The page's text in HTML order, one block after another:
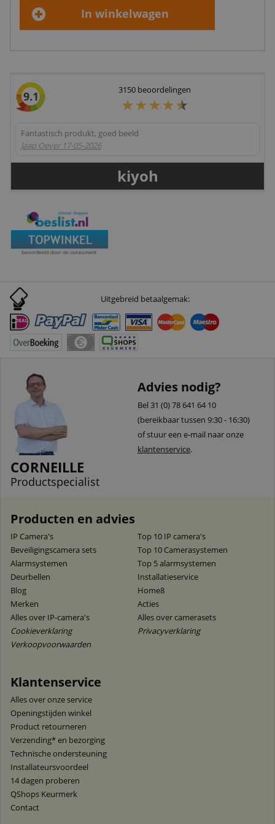
In winkelwagen
9.1 3150 beoordelingen
Fantastisch produkt, goed beeld
Jaap Oever 17-05-2026
kiyoh
Uitgebreid betaalgemak:
CORNEILLE
Productspecialist
Advies nodig?
Bel 31 (0) 78 641 64 10
(bereikbaar tussen 9:30 - 16:30)
of stuur een e-mail naar onze
klantenservice.
Producten en advies
IP Camera's
Top 10 IP camera's
Beveiligingscamera sets
Top 10 Camerasystemen
Alarmsystemen
Top 5 alarmsystemen
Deurbellen
Installatieservice
Blog
Home8
Merken
Acties
Alles over IP-camera's
Alles over camerasets
Cookieverklaring
Privacyverklaring
Verkoopvoorwaarden
Klantenservice
Alles over onze service
Openingstijden winkel
Product retourneren
Verzending* en bezorging
Technische ondersteuning
Installateursvoordeel
14 dagen proberen
QShops Keurmerk
Contact